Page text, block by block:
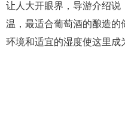
让人大开眼界，导游介绍说
温，最适合葡萄酒的酿造的
环境和适宜的湿度使这里成